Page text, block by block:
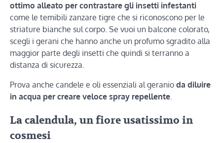
ottimo alleato per contrastare gli insetti infestanti
come le temibili zanzare tigre che si riconoscono per le
striature bianche sul corpo. Se vuoi un balcone colorato,
scegli i gerani che hanno anche un profumo sgradito alla
maggior parte degli insetti che quindi si terranno a
distanza di sicurezza.
Prova anche candele e oli essenziali al geranio da diluire
in acqua per creare veloce spray repellente.
La calendula, un fiore usatissimo in
cosmesi